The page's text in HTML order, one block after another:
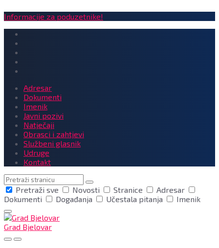
Informacije za poduzetnike!
Adresar
Dokumenti
Imenik
Javni pozivi
Natječaji
Obrasci i zahtjevi
Službeni glasnik
Udruge
Kontakt
Pretraga
Pretraži sve
Novosti Stranice
Adresar
Dokumenti
Događanja Učestala pitanja Imenik
Grad Bjelovar